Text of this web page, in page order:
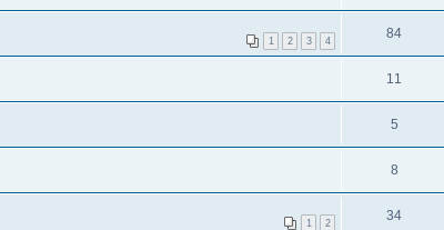
1 2 3 4 84
11
5
8
1 2 34